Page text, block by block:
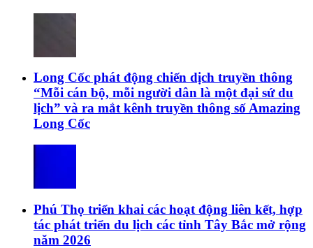
Long Cốc phát động chiến dịch truyền thông
“Mỗi cán bộ, mỗi người dân là một đại sứ du
lịch” và ra mắt kênh truyền thông số Amazing
Long Cốc
Phú Thọ triển khai các hoạt động liên kết, hợp
tác phát triển du lịch các tỉnh Tây Bắc mở rộng
năm 2026